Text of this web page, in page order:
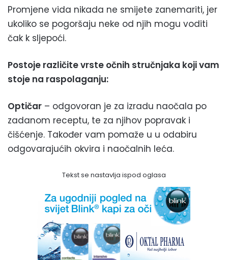
Promjene vida nikada ne smijete zanemariti, jer
ukoliko se pogoršaju neke od njih mogu voditi
čak k sljepoći.
Postoje različite vrste očnih stručnjaka koji vam
stoje na raspolaganju:
Optičar – odgovoran je za izradu naočala po
zadanom receptu, te za njihov popravak i
čišćenje. Također vam pomaže u u odabiru
odgovarajućih okvira i naočalnih leća.
Tekst se nastavlja ispod oglasa